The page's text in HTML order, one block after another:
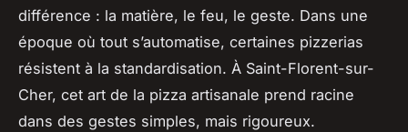
différence : la matière, le feu, le geste. Dans une
époque où tout s’automatise, certaines pizzerias
résistent à la standardisation. À Saint-Florent-sur-
Cher, cet art de la pizza artisanale prend racine
dans des gestes simples, mais rigoureux.